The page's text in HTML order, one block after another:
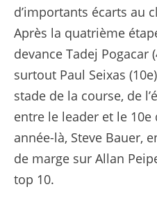
d’importants écarts au
Après la quatrième
devance Tadej Pogacar
surtout Paul Seixas (10e)
stade de la course, de
entre le leader et le
année-là, Steve Bauer,
de marge sur Allan
top 10.